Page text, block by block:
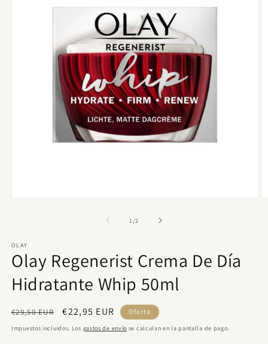
una
ventana
modal
1 /de2
OLAY
Olay Regenerist Crema De Día
Hidratante Whip 50ml
Precio
habitual
€29,50 EUR
Precio
de
€22,95 EUR Oferta
Impuestos incluidos. Los gastos de envío se calculan en la pantalla de pago.